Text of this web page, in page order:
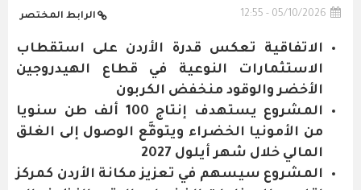
05/10/2026 - 12:55 الرابط المختصر
الاتفاقية تعكس قدرة الأردن على استقطاب
الاستثمارات النوعية في قطاع الهيدروجين
الأخضر والوقود منخفض الكربون
المشروع يستهدف إنتاج 100 ألف طن سنويا
من الأمونيا الخضراء ويتوقَّع الوصول إلى الغلق
المالي خلال شهر أيلول 2027
المشروع سيسهم في تعزيز مكانة الأردن كمركز